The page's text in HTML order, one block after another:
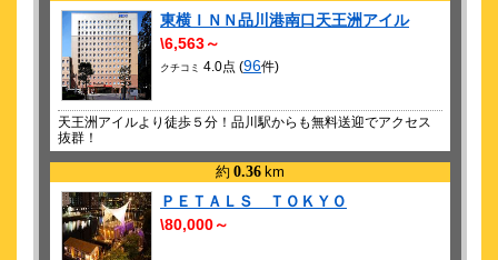
東横ＩＮＮ品川港南口天王洲アイル
\6,563～
クチコミ 4.0点 (96件)
天王洲アイルより徒歩５分！品川駅からも無料送迎でアクセス
抜群！
約 0.36 km
ＰＥＴＡＬＳ ＴＯＫＹＯ
\80,000～